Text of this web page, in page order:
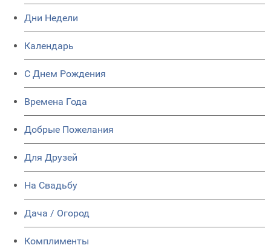
Дни Недели
Календарь
C Днем Рождения
Времена Года
Добрые Пожелания
Для Друзей
На Свадьбу
Дача / Огород
Комплименты